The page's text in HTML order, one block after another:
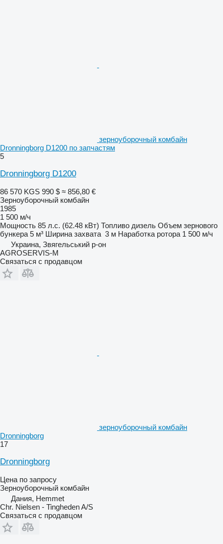
зерноуборочный комбайн
Dronningborg D1200 по запчастям
5
Dronningborg D1200
86 570 KGS 990 $ ≈ 856,80 €
Зерноуборочный комбайн
1985
1 500 м/ч
Мощность 85 л.с. (62.48 кВт) Топливо дизель Объем зернового
бункера 5 м³ Ширина захвата 3 м Наработка ротора 1 500 м/ч
Украина, Звягельський р-он
AGROSERVIS-M
Связаться с продавцом
зерноуборочный комбайн
Dronningborg
17
Dronningborg
Цена по запросу
Зерноуборочный комбайн
Дания, Hemmet
Chr. Nielsen - Tingheden A/S
Связаться с продавцом